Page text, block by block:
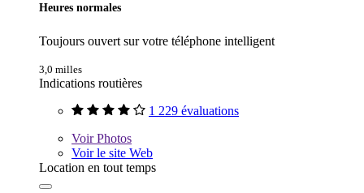
Heures normales
Toujours ouvert sur votre téléphone intelligent
3,0 milles
Indications routières
1 229 évaluations
VoirPhotos
Voir le site Web
Location en tout temps